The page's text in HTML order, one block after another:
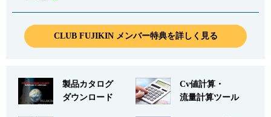
CLUB FUJIKIN メンバー特典を詳しく見る
製品カタログ
ダウンロード
Cv値計算・
流量計算ツール